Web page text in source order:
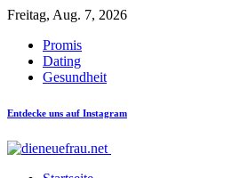
Freitag, Aug. 7, 2026
Promis
Dating
Gesundheit
Entdecke uns auf Instagram